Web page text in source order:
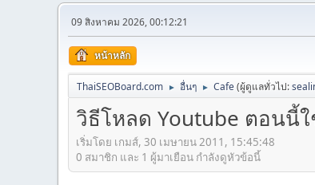
09 สิงหาคม 2026, 00:12:21
หน้าหลัก
ThaiSEOBoard.com ► อื่นๆ ► Cafe(ผู้ดูแลทั่วไป:
วิธีโหลด Youtube ตอนนี้
เริ่มโดย เกมส์, 30 เมษายน 2011, 15:45:48
0 สมาชิก และ 1 ผู้มาเยือน กำลังดูหัวข้อนี้